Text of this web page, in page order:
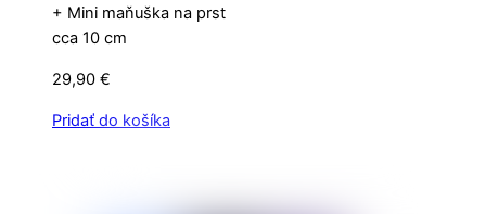
+ Mini maňuška na prst
cca 10 cm
29,90 €
Pridať do košíka